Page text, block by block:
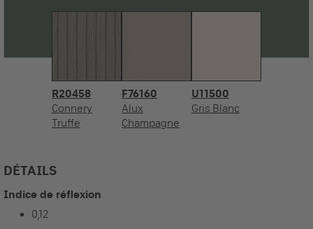
R20458
Connery
Truffe
F76160
Alux
Champagne
U11500
Gris Blanc
DÉTAILS
Indice de réflexion
0,12